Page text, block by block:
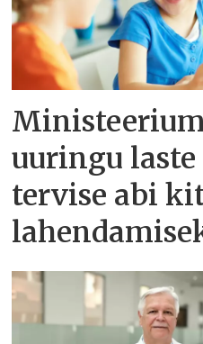
uuringu laste
tervise abi